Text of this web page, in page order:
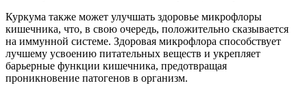
Куркума также может улучшать здоровье микрофлоры
кишечника, что, в свою очередь, положительно сказывается
на иммунной системе. Здоровая микрофлора способствует
лучшему усвоению питательных веществ и укрепляет
барьерные функции кишечника, предотвращая
проникновение патогенов в организм.